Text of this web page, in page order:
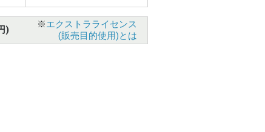
) ※エクストラライセンス
(販売目的使用)とは